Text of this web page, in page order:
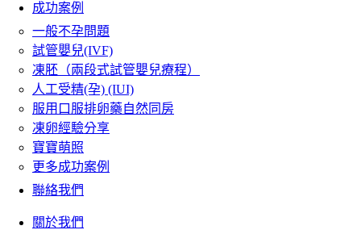
成功案例
一般不孕問題
試管嬰兒(IVF)
凍胚（兩段式試管嬰兒療程）
人工受精(孕) (IUI)
服用口服排卵藥自然同房
凍卵經驗分享
寶寶萌照
更多成功案例
聯絡我們
關於我們